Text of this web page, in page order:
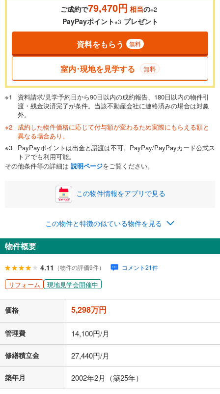
0.01%
一般的には最長35年まで借り入れ可能です。多くの金融機関
が完済時の年齢は80歳までを条件としています。
閉じる
頭金 万円
0万円 5,298万円
自己資金から住宅購入にかけられる金額を入力してくださ
い。一般的には物件価格の2割までが目安です。
閉じる
ボーナス
万円
0円
ナス時の増額分（1回分）を入力してください。
ボーナス払いの限度額は金融機関によって異なります。
閉じる
月々の返済額
ローン返済額 137,528円（頭金比率 0%）
「金利」については、ご利用を予定されている金融機関等にご確認の
上、ご自身での入力をお願いいたします。初期設定で自動入力されてい
済方法「元利均等返済」にて算出しております。入力された金利を35年
適用した場合の計算結果を表示しています。
その他月額費用や、初期費用がかかります。ご注意ください。実際にお
借り入れの際は各金融機関等に、必ずご自身でご確認をお願いいたしま
す。
条件によってお借り入れができないことがあります。
ご成約で79,470円 相当の※2
PayPayポイント※3 プレゼント
資料をもらう 無料
室内･現地を見学する 無料
資料請求/見学予約日から90日以内の成約報告、180日以内の物件引
渡・残金決済完了が条件。当該不動産会社に連絡済みの場合は対象
外。
成約した物件価格に応じて付与額が変わるため実際にもらえる額と
異なる場合あり。
PayPayポイントは出金と譲渡は不可。PayPay/PayPayカード公式ス
トアでも利用可能。
その他条件等の詳細は 説明ページをご覧ください。
この物件情報をアプリで見る
この物件と特徴の似ている物件を見る
物件概要
4.11 （物件の評価9件） コメント21件
リフォーム 現地見学会開催中
価格 5,298万円
管理費 14,100円/月
修繕積立金 27,440円/月
築年月 2002年2月（築25年）